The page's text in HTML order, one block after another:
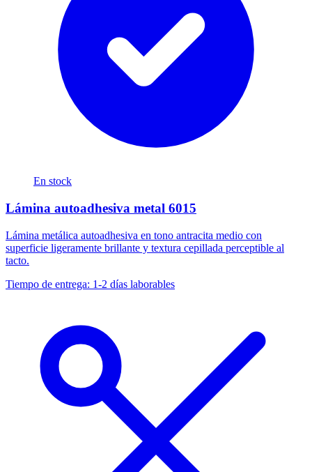
En stock
Lámina autoadhesiva metal 6015
Lámina metálica autoadhesiva en tono antracita medio con
superficie ligeramente brillante y textura cepillada perceptible al
tacto.
Tiempo de entrega: 1-2 días laborables